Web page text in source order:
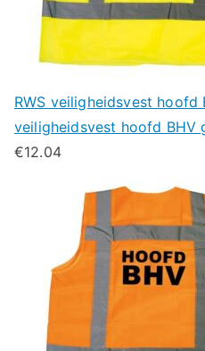
RWS veiligheidsvest hoofd
veiligheidsvest hoofd BHV
€12.04